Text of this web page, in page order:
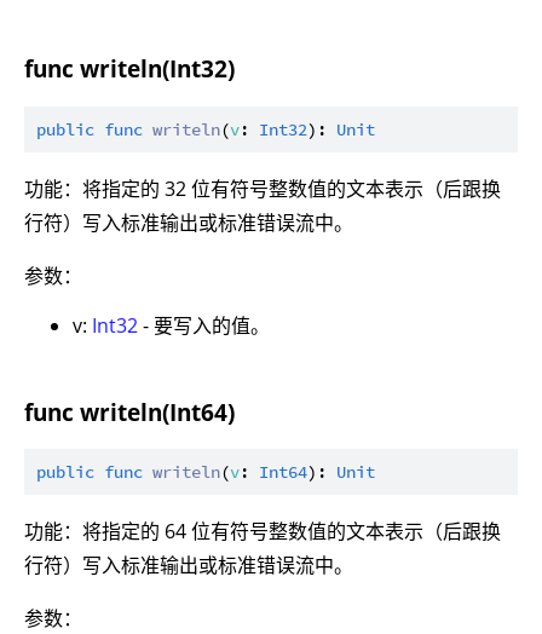
func writeln(Int32)
public func writeln(v: Int32): Unit
功能：将指定的 32 位有符号整数值的文本表示（后跟换
行符）写入标准输出或标准错误流中。
参数：
v: Int32- 要写入的值。
func writeln(Int64)
public func writeln(v: Int64): Unit
功能：将指定的 64 位有符号整数值的文本表示（后跟换
行符）写入标准输出或标准错误流中。
参数：